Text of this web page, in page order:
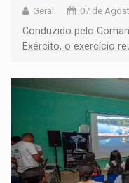
Geral 07 de
Conduzido pelo
Exército, o exercício